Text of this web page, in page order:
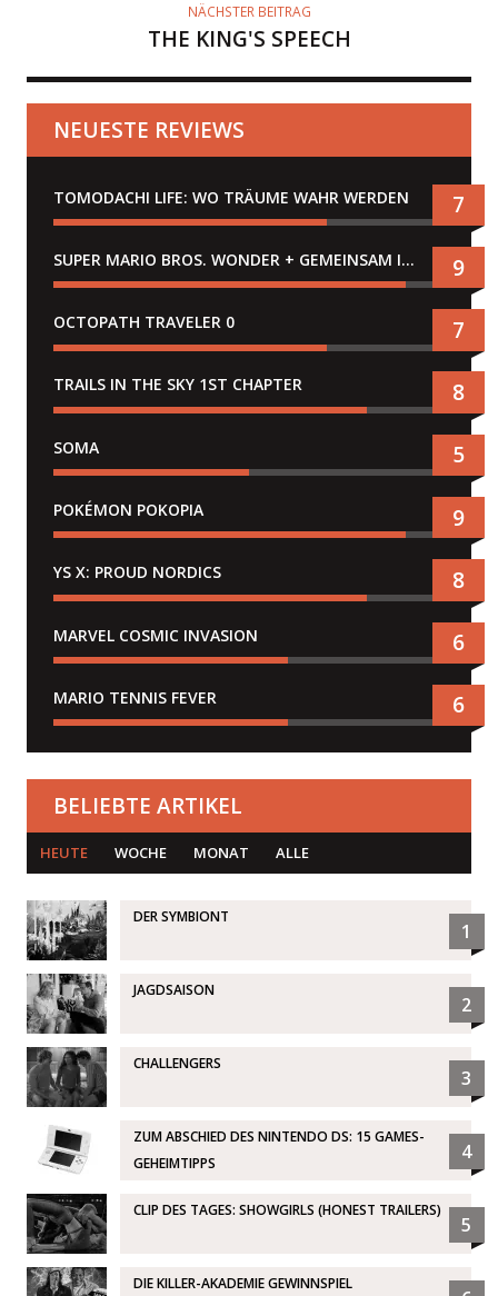
NÄCHSTER BEITRAG
THE KING'S SPEECH
NEUESTE REVIEWS
TOMODACHI LIFE: WO TRÄUME WAHR WERDEN 7
SUPER MARIO BROS. WONDER + GEMEINSAM IM BELLABEL-PARK 9
OCTOPATH TRAVELER 0 7
TRAILS IN THE SKY 1ST CHAPTER 8
SOMA 5
POKÉMON POKOPIA 9
YS X: PROUD NORDICS 8
MARVEL COSMIC INVASION 6
MARIO TENNIS FEVER 6
BELIEBTE ARTIKEL
HEUTE WOCHE MONAT ALLE
DER SYMBIONT
1
JAGDSAISON
2
CHALLENGERS
3
ZUM ABSCHIED DES NINTENDO DS: 15 GAMES-
GEHEIMTIPPS
4
CLIP DES TAGES: SHOWGIRLS (HONEST TRAILERS)
5
DIE KILLER-AKADEMIE GEWINNSPIEL